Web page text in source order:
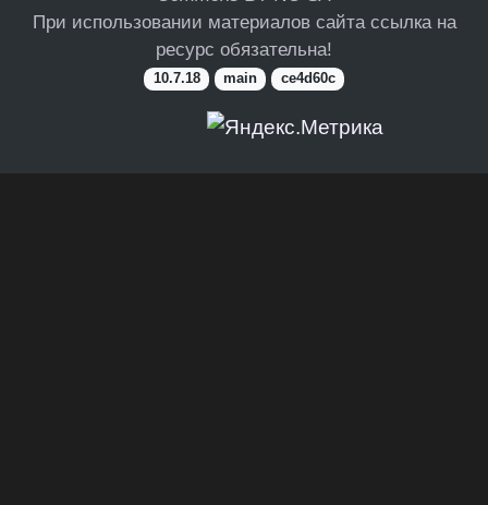
При использовании материалов сайта ссылка на
ресурс обязательна!
10.7.18 main ce4d60c